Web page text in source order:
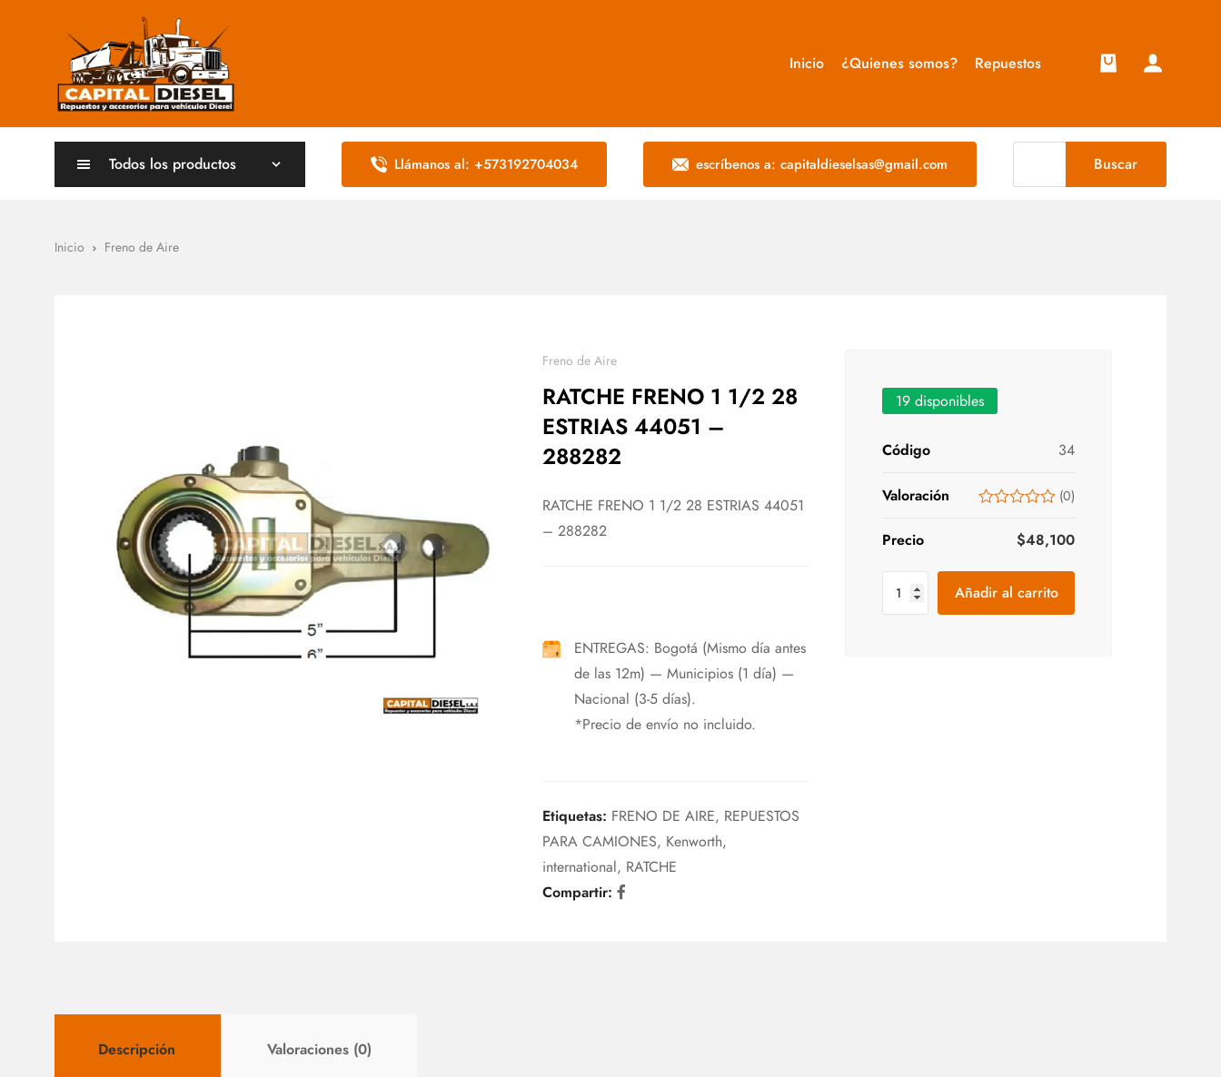
Inicio ¿Quienes somos? Repuestos
Todos los productos Llámanos al: +573192704034 escríbenos a: capitaldieselsas@gmail.com Buscar
Inicio Freno de Aire
Freno de Aire
RATCHE FRENO 1 1/2 28
ESTRIAS 44051 –
288282
RATCHE FRENO 1 1/2 28 ESTRIAS 44051
– 288282
ENTREGAS: Bogotá (Mismo día antes
de las 12m) — Municipios (1 día) —
Nacional (3-5 días).
*Precio de envío no incluido.
Etiquetas: FRENO DE AIRE, REPUESTOS
PARA CAMIONES, Kenworth,
international, RATCHE
Compartir:
19 disponibles
Código 34
Valoración (0)
Precio $48,100
Añadir al carrito
Descripción Valoraciones (0)